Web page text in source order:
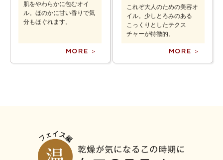
肌をやわらかに包むオイ
ル。ほのかに甘い香りで気
分もほぐれます。
MORE ＞
これぞ大人のための美容オ
イル。少しとろみのある
こっくりとしたテクス
チャーが特徴的。
MORE ＞